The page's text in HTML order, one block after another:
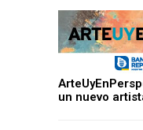
un nuevo